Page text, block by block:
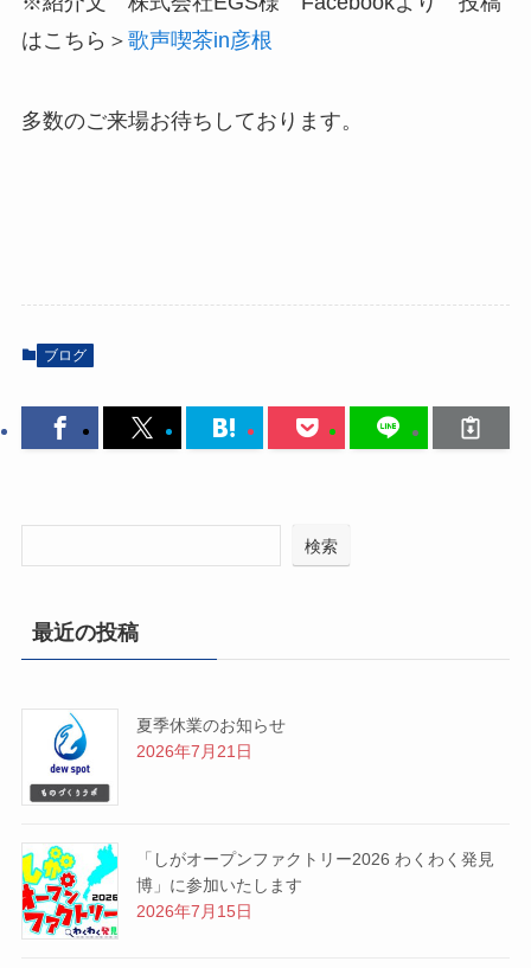
はこちら＞ 歌声喫茶in彦根
多数のご来場お待ちしております。
ブログ
検索
最近の投稿
夏季休業のお知らせ
2026年7月21日
「しがオープンファクトリー2026 わくわく発見
博」に参加いたします
2026年7月15日